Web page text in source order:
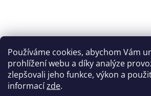
Používáme cookies, abychom Vám
prohlížení webu a díky analýze
zlepšovali jeho funkce, výkon a
informacízde.
Katka Hromasová